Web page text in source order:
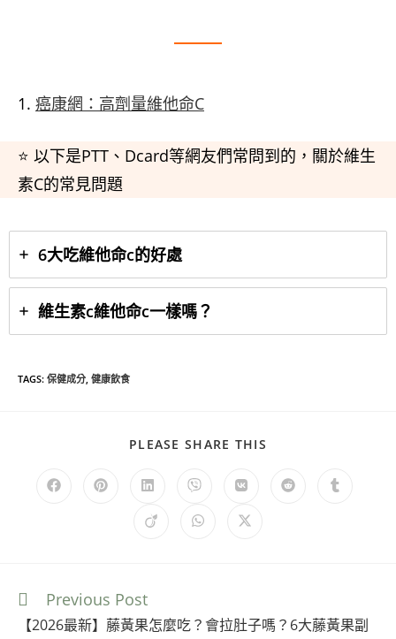
癌康網：高劑量維他命C
⭐ 以下是PTT、Dcard等網友們常問到的，關於維生
素C的常見問題
6大吃維他命c的好處
維生素c維他命c一樣嗎？
TAGS: 保健成分, 健康飲食
PLEASE SHARE THIS
Previous Post
【2026最新】藤黃果怎麼吃？會拉肚子嗎？6大藤黃果副